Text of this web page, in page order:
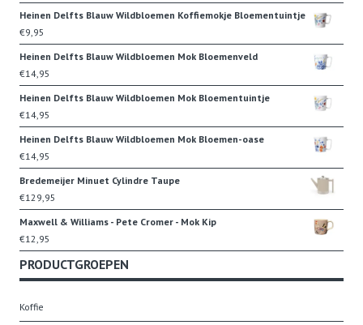
Heinen Delfts Blauw Wildbloemen Koffiemokje Bloementuintje
€9,95
Heinen Delfts Blauw Wildbloemen Mok Bloemenveld
€14,95
Heinen Delfts Blauw Wildbloemen Mok Bloementuintje
€14,95
Heinen Delfts Blauw Wildbloemen Mok Bloemen-oase
€14,95
Bredemeijer Minuet Cylindre Taupe
€129,95
Maxwell & Williams - Pete Cromer - Mok Kip
€12,95
PRODUCTGROEPEN
Koffie